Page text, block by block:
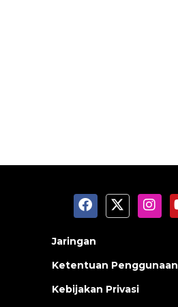
Jaringan
Ketentuan Penggunaan
Kebijakan Privasi